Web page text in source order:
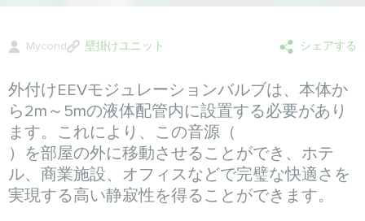
Mycond 壁掛けユニット シェアする
外付けEEVモジュレーションバルブは、本体か
ら2m～5mの液体配管内に設置する必要があり
ます。これにより、この音源（
）を部屋の外に移動させることができ、ホテ
ル、商業施設、オフィスなどで完璧な快適さを
実現する高い静寂性を得ることができます。